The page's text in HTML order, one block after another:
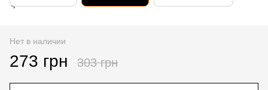
Нет в наличии
273 грн 303 грн